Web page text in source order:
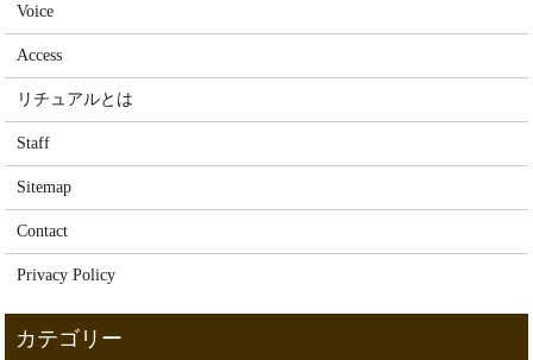
Voice
Access
リチュアルとは
Staff
Sitemap
Contact
Privacy Policy